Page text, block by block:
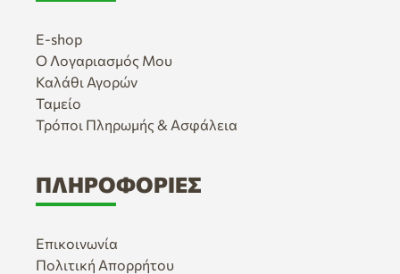
E-shop
Ο Λογαριασμός Μου
Καλάθι Αγορών
Ταμείο
Τρόποι Πληρωμής & Ασφάλεια
ΠΛΗΡΟΦΟΡΊΕΣ
Επικοινωνία
Πολιτική Απορρήτου